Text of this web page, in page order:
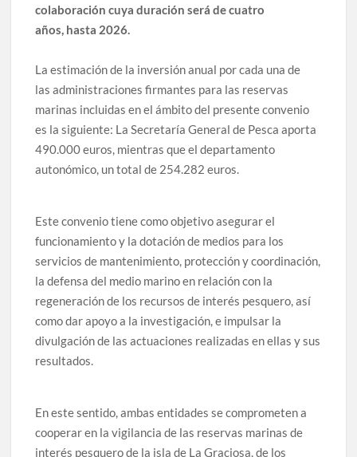
Borja Perdomo acusa al Gobierno del Cabildo de falta de
planificación y exige respuestas sobre las pérdidas de
agua
Jacob Qadri reclama prioridad para los pacientes de las
islas no capitalinas derivados a hospitales de Tenerife
colaboracióncuya duración será de cuatro
años, hasta 2026.
La estimación de la inversión anual por cada una de
las administraciones firmantes para las reservas
marinas incluidas en el ámbito del presente convenio
es la siguiente: La Secretaría General de Pesca aporta
490.000 euros, mientras que el departamento
autonómico, un total de 254.282 euros.
Este convenio tiene como objetivo asegurar el
funcionamiento y la dotación de medios para los
servicios de mantenimiento, protección y coordinación,
la defensa del medio marino en relación con la
regeneración de los recursos de interés pesquero, así
como dar apoyo a la investigación, e impulsar la
divulgación de las actuaciones realizadas en ellas y sus
resultados.
En este sentido, ambas entidades se comprometen a
cooperar en la vigilancia de las reservas marinas de
interés pesquero de la isla de La Graciosa, de los